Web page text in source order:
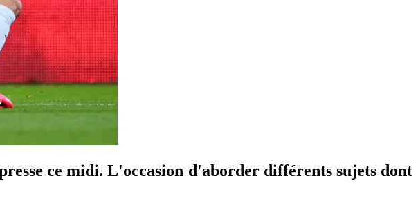
ce midi. L'occasion d'aborder différents sujets dont